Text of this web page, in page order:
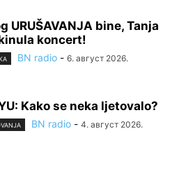
URUŠAVANJA bine, Tanja
koncert!
BN radio - 6. август 2026.
Kako se neka ljetovalo?
BN radio - 4. август 2026.